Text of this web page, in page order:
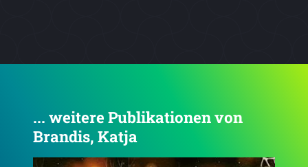
... weitere Publikationen von
Brandis, Katja